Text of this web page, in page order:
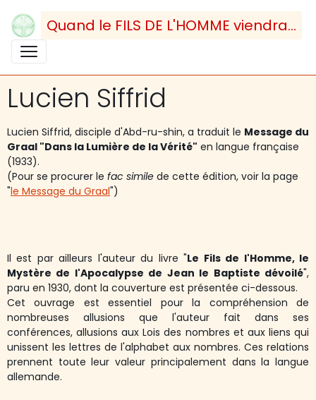
Quand le FILS DE L'HOMME viendra...
Lucien Siffrid
Lucien Siffrid, disciple d'Abd-ru-shin, a traduit le Message du
Graal "Dans la Lumière de la Vérité" en langue française
(1933).
(Pour se procurer le fac simile de cette édition, voir la page
"le Message du Graal")
Il est par ailleurs l'auteur du livre "Le Fils de l'Homme, le
Mystère de l'Apocalypse de Jean le Baptiste dévoilé",
paru en 1930, dont la couverture est présentée ci-dessous.
Cet ouvrage est essentiel pour la compréhension de
nombreuses allusions que l'auteur fait dans ses
conférences, allusions aux Lois des nombres et aux liens qui
unissent les lettres de l'alphabet aux nombres. Ces relations
prennent toute leur valeur principalement dans la langue
allemande.